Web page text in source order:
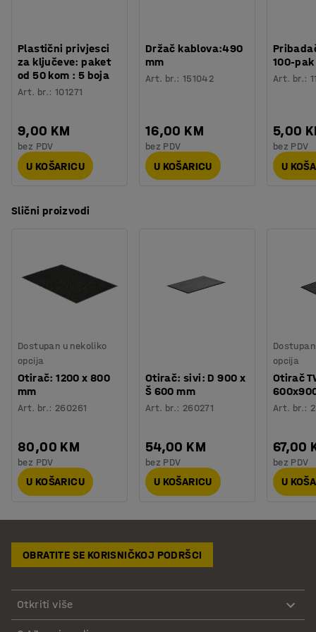
Plastični privjesci
za ključeve: paket
od 50 kom : 5 boja
Art. br.:101271
9,00 KM
bez PDV
U KOŠARICU
Držač kablova:490
mm
Art. br.: 151042
16,00 KM
bez PDV
U KOŠARICU
100-pak
Art. br.:
5,00
bez PDV
U
Slični proizvodi
Dostupan u nekoliko
opcija
Otirač: 1200 x 800
mm
Art. br.: 260261
80,00 KM
bez PDV
U KOŠARICU
Otirač: sivi: D 900 x
Š 600 mm
Art. br.: 260271
54,00 KM
bez PDV
U KOŠARICU
opcija
Otirač
Art. br.:
67,00
bez PDV
U
OBRATITE SE KORISNIČKOJ PODRŠCI
Otkriti više